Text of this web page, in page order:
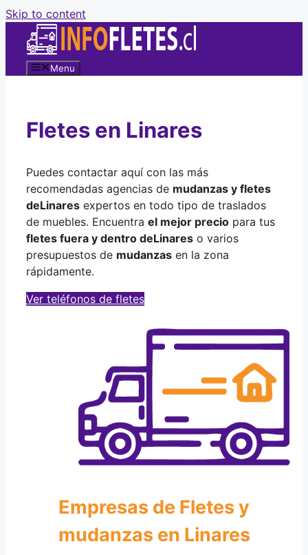
Skip to content
Menu
Fletes en Linares
Puedes contactar aquí con las más
recomendadas agencias de mudanzas y fletes
deLinares expertos en todo tipo de traslados
de muebles. Encuentra el mejor precio para tus
fletes fuera y dentro deLinares o varios
presupuestos de mudanzas en la zona
rápidamente.
Ver teléfonos de fletes
Empresas de Fletes y
mudanzas en Linares